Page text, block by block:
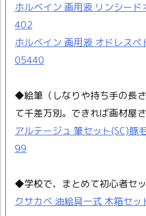
ホルベイン 画用液 リンシー
402
ホルベイン 画用液 オドレス
05440
◆絵筆（しなりや持ち手の長
て千差万別。できれば画材屋
アルテージュ 筆セット(SC)豚
99
◆学校で、まとめて初心者セ
クサカベ 油絵具一式 木箱セ